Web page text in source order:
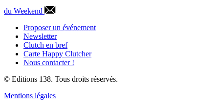
du Weekend
Proposer un événement
Newsletter
Clutch en bref
Carte Happy Clutcher
Nous contacter !
© Editions 138. Tous droits réservés.
Mentions légales